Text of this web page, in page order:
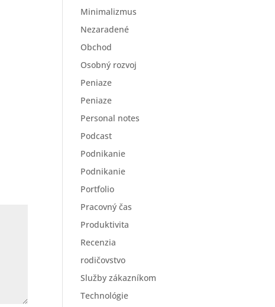
Minimalizmus
Nezaradené
Obchod
Osobný rozvoj
Peniaze
Peniaze
Personal notes
Podcast
Podnikanie
Podnikanie
Portfolio
Pracovný čas
Produktivita
Recenzia
rodičovstvo
Služby zákazníkom
Technológie